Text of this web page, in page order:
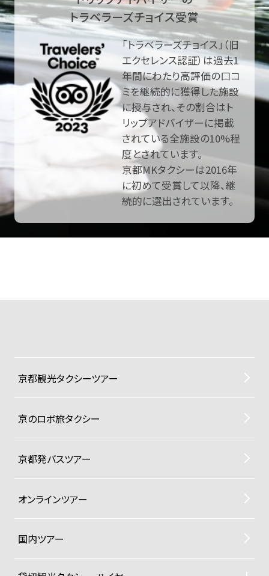
トラベラーズチョイス受賞
「トラベラーズチョイス」（旧
エクセレンス認証）は過去1
年間にわたり高評価の口コ
ミを継続的に獲得した施設
に授与され、その割合はト
リップアドバイザーに掲載
されている全施設の10%程
度とされています。
京都MKタクシーは2016年
に初めて受賞して以降、継
続的に選出されています。
京都観光タクシーツアー
京のロボ旅タクシー
京都発バスツアー
オンラインツアー
国内ツアー